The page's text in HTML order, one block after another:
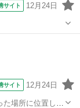
サイト 12月24日
サイト 12月24日
場所に位置して